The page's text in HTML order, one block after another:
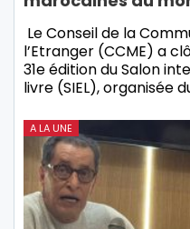
Le Conseil de la
l’Etranger (CCME) a
31e édition du Salon
livre (SIEL), organisée
A LA UNE